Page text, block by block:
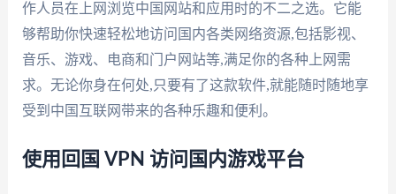
作人员在上网浏览中国网站和应用时的不二之选。它能
够帮助你快速轻松地访问国内各类网络资源,包括影视、
音乐、游戏、电商和门户网站等,满足你的各种上网需
求。无论你身在何处,只要有了这款软件,就能随时随地享
受到中国互联网带来的各种乐趣和便利。
使用回国 VPN 访问国内游戏平台